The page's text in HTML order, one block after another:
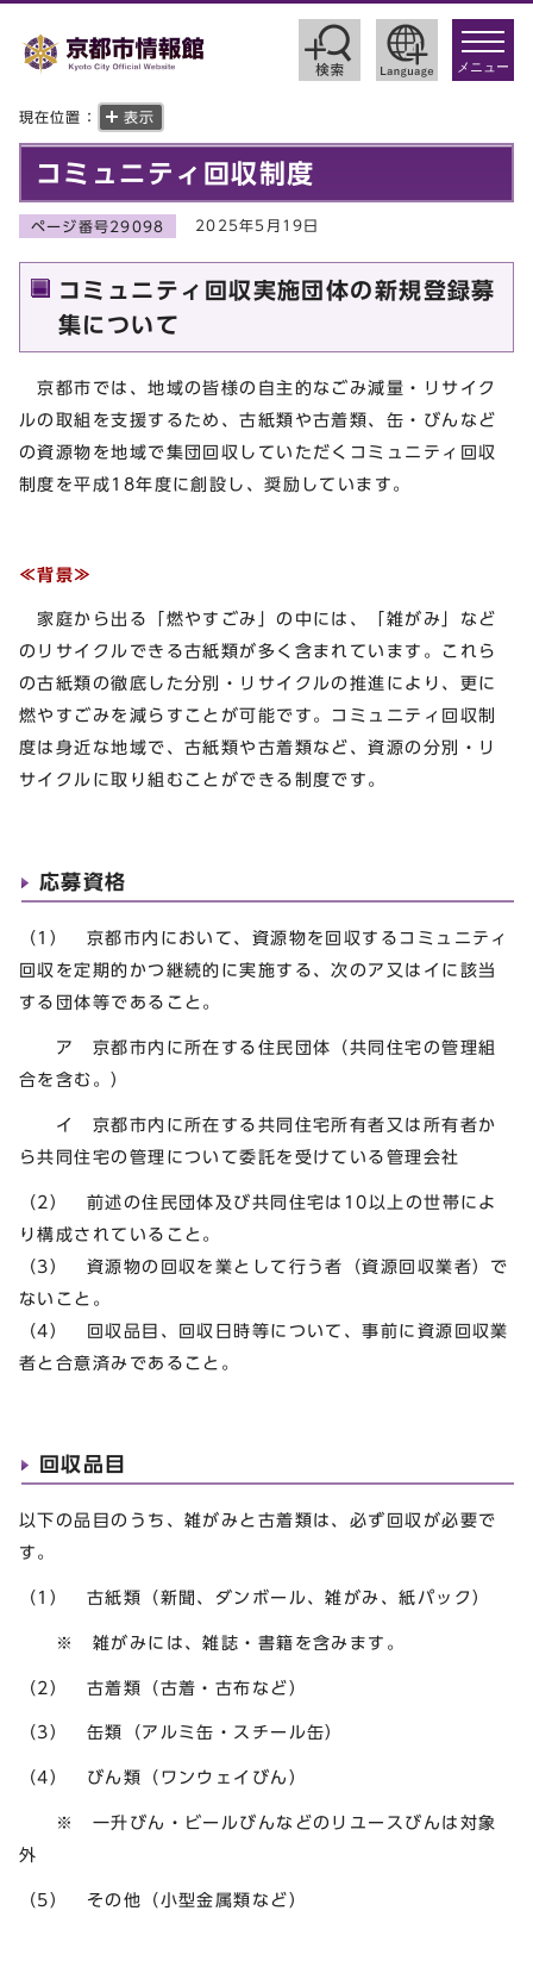
toggle
メニュー
現在位置： 表示
コミュニティ回収制度
ページ番号29098 2025年5月19日
コミュニティ回収実施団体の新規登録募
集について
京都市では、地域の皆様の自主的なごみ減量・リサイク
ルの取組を支援するため、古紙類や古着類、缶・びんなど
の資源物を地域で集団回収していただくコミュニティ回収
制度を平成18年度に創設し、奨励しています。
≪背景≫
家庭から出る「燃やすごみ」の中には、「雑がみ」など
のリサイクルできる古紙類が多く含まれています。これら
の古紙類の徹底した分別・リサイクルの推進により、更に
燃やすごみを減らすことが可能です。コミュニティ回収制
度は身近な地域で、古紙類や古着類など、資源の分別・リ
サイクルに取り組むことができる制度です。
応募資格
（1） 京都市内において、資源物を回収するコミュニティ
回収を定期的かつ継続的に実施する、次のア又はイに該当
する団体等であること。
ア 京都市内に所在する住民団体（共同住宅の管理組
合を含む。）
イ 京都市内に所在する共同住宅所有者又は所有者か
ら共同住宅の管理について委託を受けている管理会社
（2） 前述の住民団体及び共同住宅は10以上の世帯によ
り構成されていること。
（3） 資源物の回収を業として行う者（資源回収業者）で
ないこと。
（4） 回収品目、回収日時等について、事前に資源回収業
者と合意済みであること。
回収品目
以下の品目のうち、雑がみと古着類は、必ず回収が必要で
す。
（1） 古紙類（新聞、ダンボール、雑がみ、紙パック）
※ 雑がみには、雑誌・書籍を含みます。
（2） 古着類（古着・古布など）
（3） 缶類（アルミ缶・スチール缶）
（4） びん類（ワンウェイびん）
※ 一升びん・ビールびんなどのリユースびんは対象
外
（5） その他（小型金属類など）